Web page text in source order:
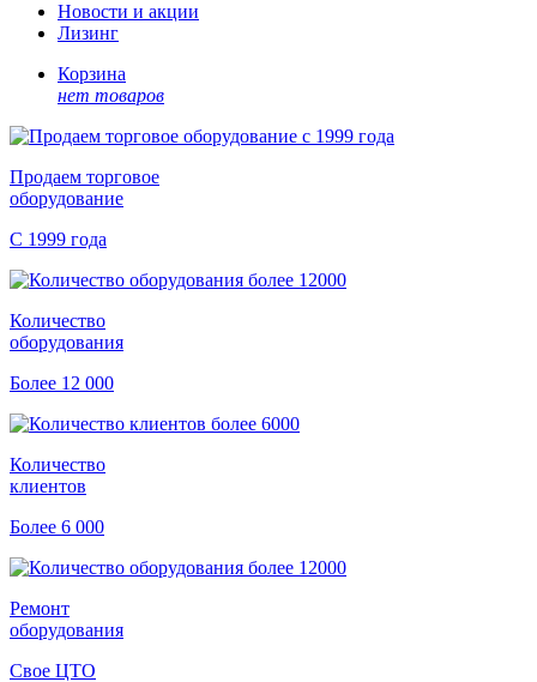
Новости и акции
Лизинг
Корзина
нет товаров
Продаем торговое
оборудование
С 1999 года
Количество
оборудования
Более 12 000
Количество
клиентов
Более 6 000
Ремонт
оборудования
Свое ЦТО